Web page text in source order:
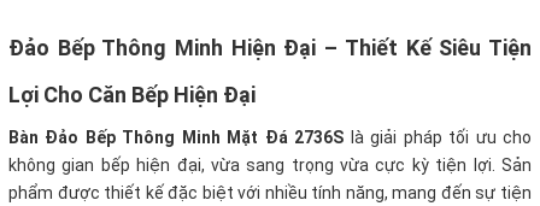
Đảo Bếp Thông Minh Hiện Đại – Thiết Kế Siêu Tiện
Lợi Cho Căn Bếp Hiện Đại
Bàn Đảo Bếp Thông Minh Mặt Đá 2736S là giải pháp tối ưu cho
không gian bếp hiện đại, vừa sang trọng vừa cực kỳ tiện lợi. Sản
phẩm được thiết kế đặc biệt với nhiều tính năng, mang đến sự tiện